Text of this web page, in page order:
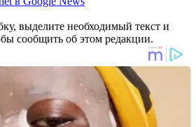
выделите необходимый текст и
сообщить об этом редакции.